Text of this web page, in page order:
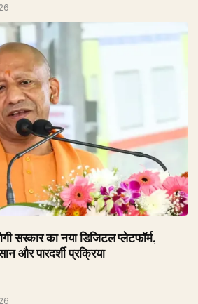
सरकार का नया डिजिटल प्लेटफॉर्म,
और पारदर्शी प्रक्रिया